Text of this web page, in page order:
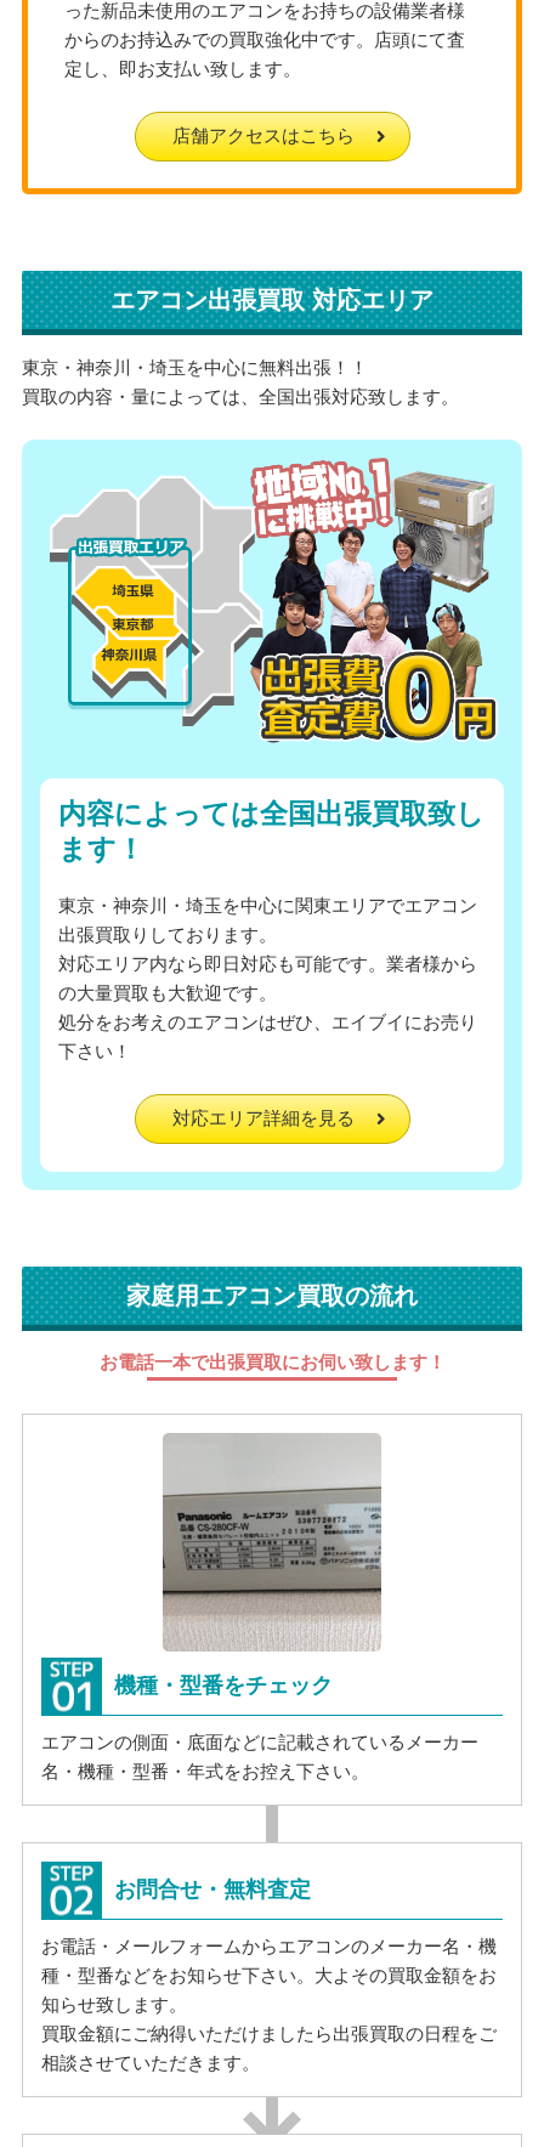
った新品未使用のエアコンをお持ちの設備業者様
からのお持込みでの買取強化中です。店頭にて査
定し、即お支払い致します。
店舗アクセスはこちら
エアコン出張買取 対応エリア
東京・神奈川・埼玉を中心に無料出張！！
買取の内容・量によっては、全国出張対応致します。
内容によっては全国出張買取致し
ます！
東京・神奈川・埼玉を中心に関東エリアでエアコン
出張買取りしております。
対応エリア内なら即日対応も可能です。業者様から
の大量買取も大歓迎です。
処分をお考えのエアコンはぜひ、エイブイにお売り
下さい！
対応エリア詳細を見る
家庭用エアコン買取の流れ
お電話一本で出張買取にお伺い致します！
機種・型番をチェック
エアコンの側面・底面などに記載されているメーカー
名・機種・型番・年式をお控え下さい。
お問合せ・無料査定
お電話・メールフォームからエアコンのメーカー名・機
種・型番などをお知らせ下さい。大よその買取金額をお
知らせ致します。
買取金額にご納得いただけましたら出張買取の日程をご
相談させていただきます。